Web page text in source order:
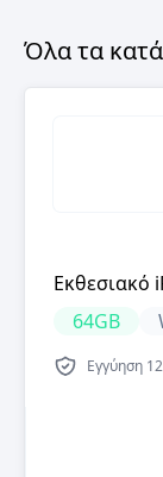
Όλα τα
Εκθεσιακό
64GB
Εγγύηση